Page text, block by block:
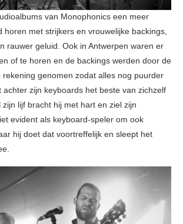
van Monophonics een meer
horen met strijkers en vrouwelijke backings,
rauwer geluid. Ook in Antwerpen waren er
of te horen en de backings werden door de
rekening genomen zodat alles nog puurder
achter zijn keyboards het beste van zichzelf
lijf bracht hij met hart en ziel zijn
evident als keyboard-speler om ook
hij doet dat voortreffelijk en sleept het